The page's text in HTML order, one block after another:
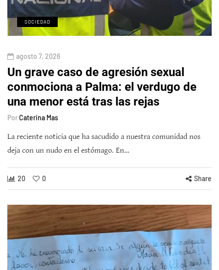
SOCIEDAD
agosto 7, 2026
Un grave caso de agresión sexual
conmociona a Palma: el verdugo de
una menor está tras las rejas
PorCaterina Mas
La reciente noticia que ha sacudido a nuestra comunidad nos
deja con un nudo en el estómago. En…
20 0 Share